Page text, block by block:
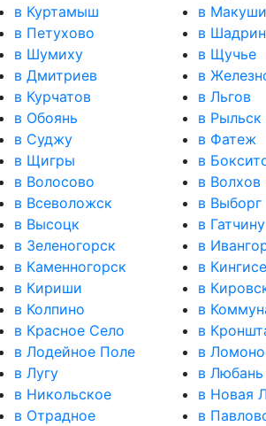
в Куртамыш
в
в Петухово
в
в Шумиху
в Щучье
в Дмитриев
в
в Курчатов
в Льгов
в Обоянь
в Рыльск
в Суджу
в Фатеж
в Щигры
в
в Волосово
в Волхов
в Всеволожск
в Выборг
в Высоцк
в Гатчину
в Зеленогорск
в
в Каменногорск
в
в Кириши
в
в Колпино
в
в Красное Село
в
в Лодейное Поле
в
в Лугу
в Любань
в Никольское
в Новая
в Отрадное
в